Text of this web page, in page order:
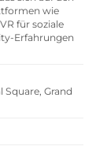
wie
für soziale
Erfahrungen
Grand